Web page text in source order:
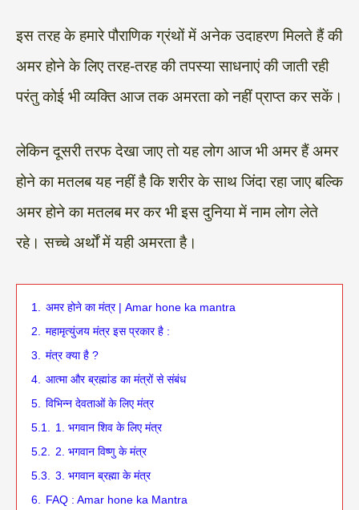
इस तरह के हमारे पौराणिक ग्रंथों में अनेक उदाहरण मिलते हैं की
अमर होने के लिए तरह-तरह की तपस्या साधनाएं की जाती रही
परंतु कोई भी व्यक्ति आज तक अमरता को नहीं प्राप्त कर सकें।
लेकिन दूसरी तरफ देखा जाए तो यह लोग आज भी अमर हैं अमर
होने का मतलब यह नहीं है कि शरीर के साथ जिंदा रहा जाए बल्कि
अमर होने का मतलब मर कर भी इस दुनिया में नाम लोग लेते
रहे। सच्चे अर्थों में यही अमरता है।
1.
अमर होने का मंत्र | Amar hone ka mantra
2.
महामृत्युंजय मंत्र इस प्रकार है :
3.
मंत्र क्या है ?
4.
आत्मा और ब्रह्मांड का मंत्रों से संबंध
5.
विभिन्न देवताओं के लिए मंत्र
5.1.
1. भगवान शिव के लिए मंत्र
5.2.
2. भगवान विष्णु के मंत्र
5.3.
3. भगवान ब्रह्मा के मंत्र
6.
FAQ : Amar hone ka Mantra